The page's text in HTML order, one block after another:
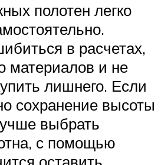
полотен легко
в расчетах,
материалов и не
лишнего. Если
сохранение высоты
выбрать
с помощью